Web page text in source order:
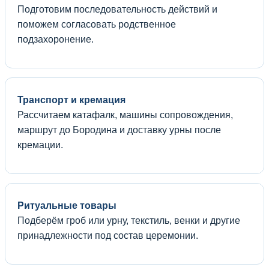
Подготовим последовательность действий и
поможем согласовать родственное
подзахоронение.
Транспорт и кремация
Рассчитаем катафалк, машины сопровождения,
маршрут до Бородина и доставку урны после
кремации.
Ритуальные товары
Подберём гроб или урну, текстиль, венки и другие
принадлежности под состав церемонии.